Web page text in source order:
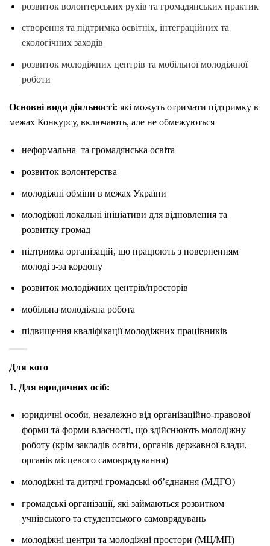
розвиток волонтерських рухів та громадянських практик
створення та підтримка освітніх, інтеграційних та
екологічних заходів
розвиток молодіжних центрів та мобільної молодіжної
роботи
Основні види діяльності: які можуть отримати підтримку в
межах Конкурсу, включають, але не обмежуються
неформальна та громадянська освіта
розвиток волонтерства
молодіжні обміни в межах України
молодіжні локальні ініціативи для відновлення та
розвитку громад
підтримка організацій, що працюють з поверненням
молоді з-за кордону
розвиток молодіжних центрів/просторів
мобільна молодіжна робота
підвищення кваліфікації молодіжних працівників
Для кого
1. Для юридичних осіб:
юридичні особи, незалежно від організаційно-правової
форми та форми власності, що здійснюють молодіжну
роботу (крім закладів освіти, органів державної влади,
органів місцевого самоврядування)
молодіжні та дитячі громадські об’єднання (МДГО)
громадські організації, які займаються розвитком
учнівського та студентського самоврядувань
молодіжні центри та молодіжні простори (МЦ/МП)